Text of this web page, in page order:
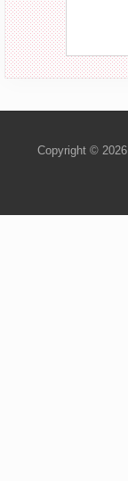
Copyright © 2026